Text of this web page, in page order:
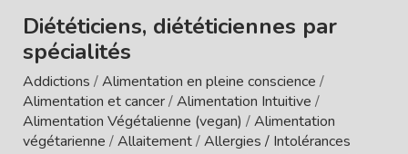
Diététiciens, diététiciennes par
spécialités
Addictions /Alimentation en pleine conscience /
Alimentation et cancer/Alimentation Intuitive /
Alimentation Végétalienne (vegan) /Alimentation
végétarienne /Allaitement/Allergies / Intolérances